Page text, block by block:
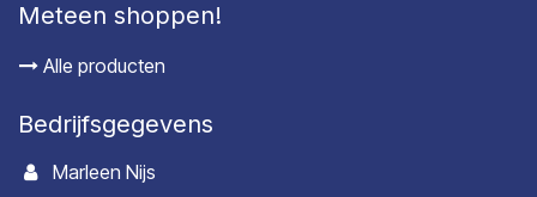
Meteen shoppen!
Alle producten
Bedrijfsgegevens
Marleen Nijs